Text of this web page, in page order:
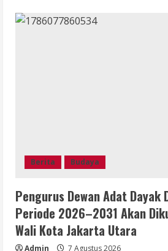
Berita Budaya
Pengurus Dewan Adat Dayak
Periode 2026–2031 Akan
Wali Kota Jakarta Utara
Admin 7 Agustus 2026